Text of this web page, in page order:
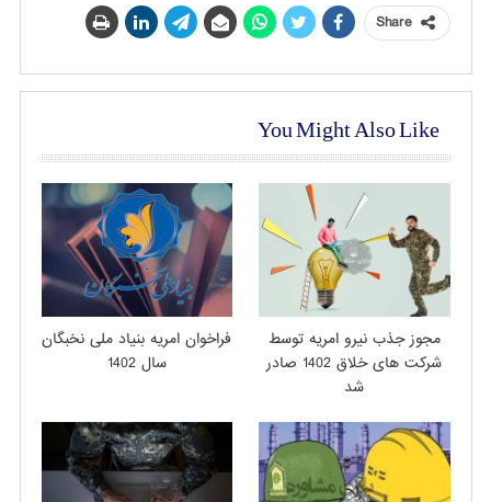
Share
You Might Also Like
مجوز جذب نیرو امریه توسط
شرکت های خلاق 1402 صادر
شد
فراخوان امریه بنیاد ملی نخبگان
سال 1402